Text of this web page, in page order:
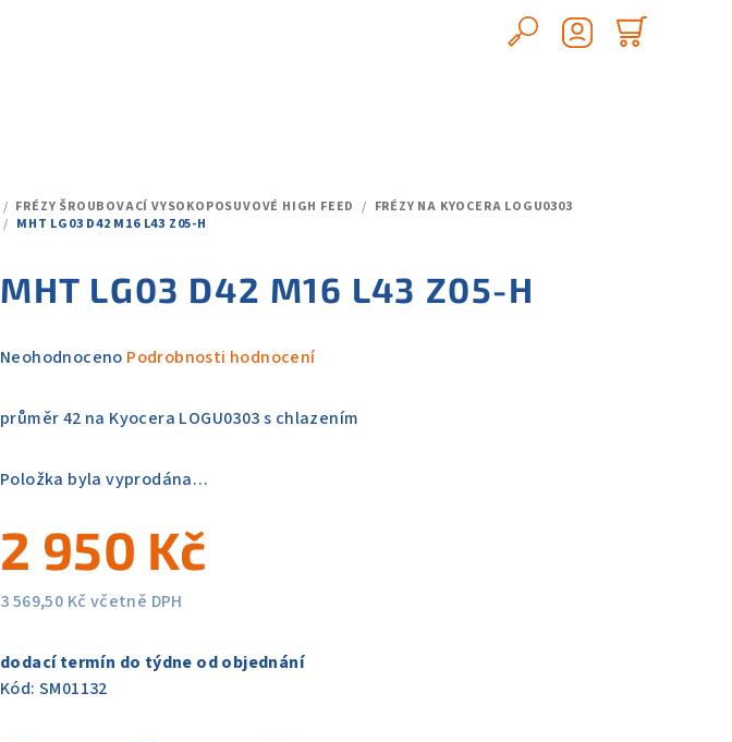
Hledat
/ FRÉZY ŠROUBOVACÍ VYSOKOPOSUVOVÉ HIGH FEED / FRÉZY NA KYOCERA LOGU0303
/ MHT LG03 D42 M16 L43 Z05-H
MHT LG03 D42 M16 L43 Z05-H
Průměrné
produktu
je
z
hvězdiček.
Neohodnoceno Podrobnosti hodnocení
průměr 42 na Kyocera LOGU0303 s chlazením
Položka byla vyprodána…
2 950 Kč
3 569,50 Kč včetně DPH
cena:
dodací termín do týdne od objednání
Kód: SM01132